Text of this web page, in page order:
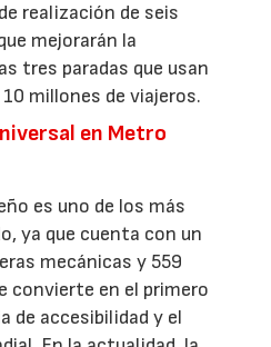
realización de seis
mejorarán la
tres paradas que usan
millones de viajeros.
en Metro
es uno de los más
ya que cuenta con un
mecánicas y 559
convierte en el primero
de accesibilidad y el